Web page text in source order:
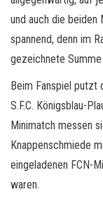
und auch die beiden
spannend, denn im
gezeichnete
Beim Fanspiel putzt
S.F.C. Königsblau-
Minimatch messen
Knappenschmiede
eingeladenen FCN-
waren.